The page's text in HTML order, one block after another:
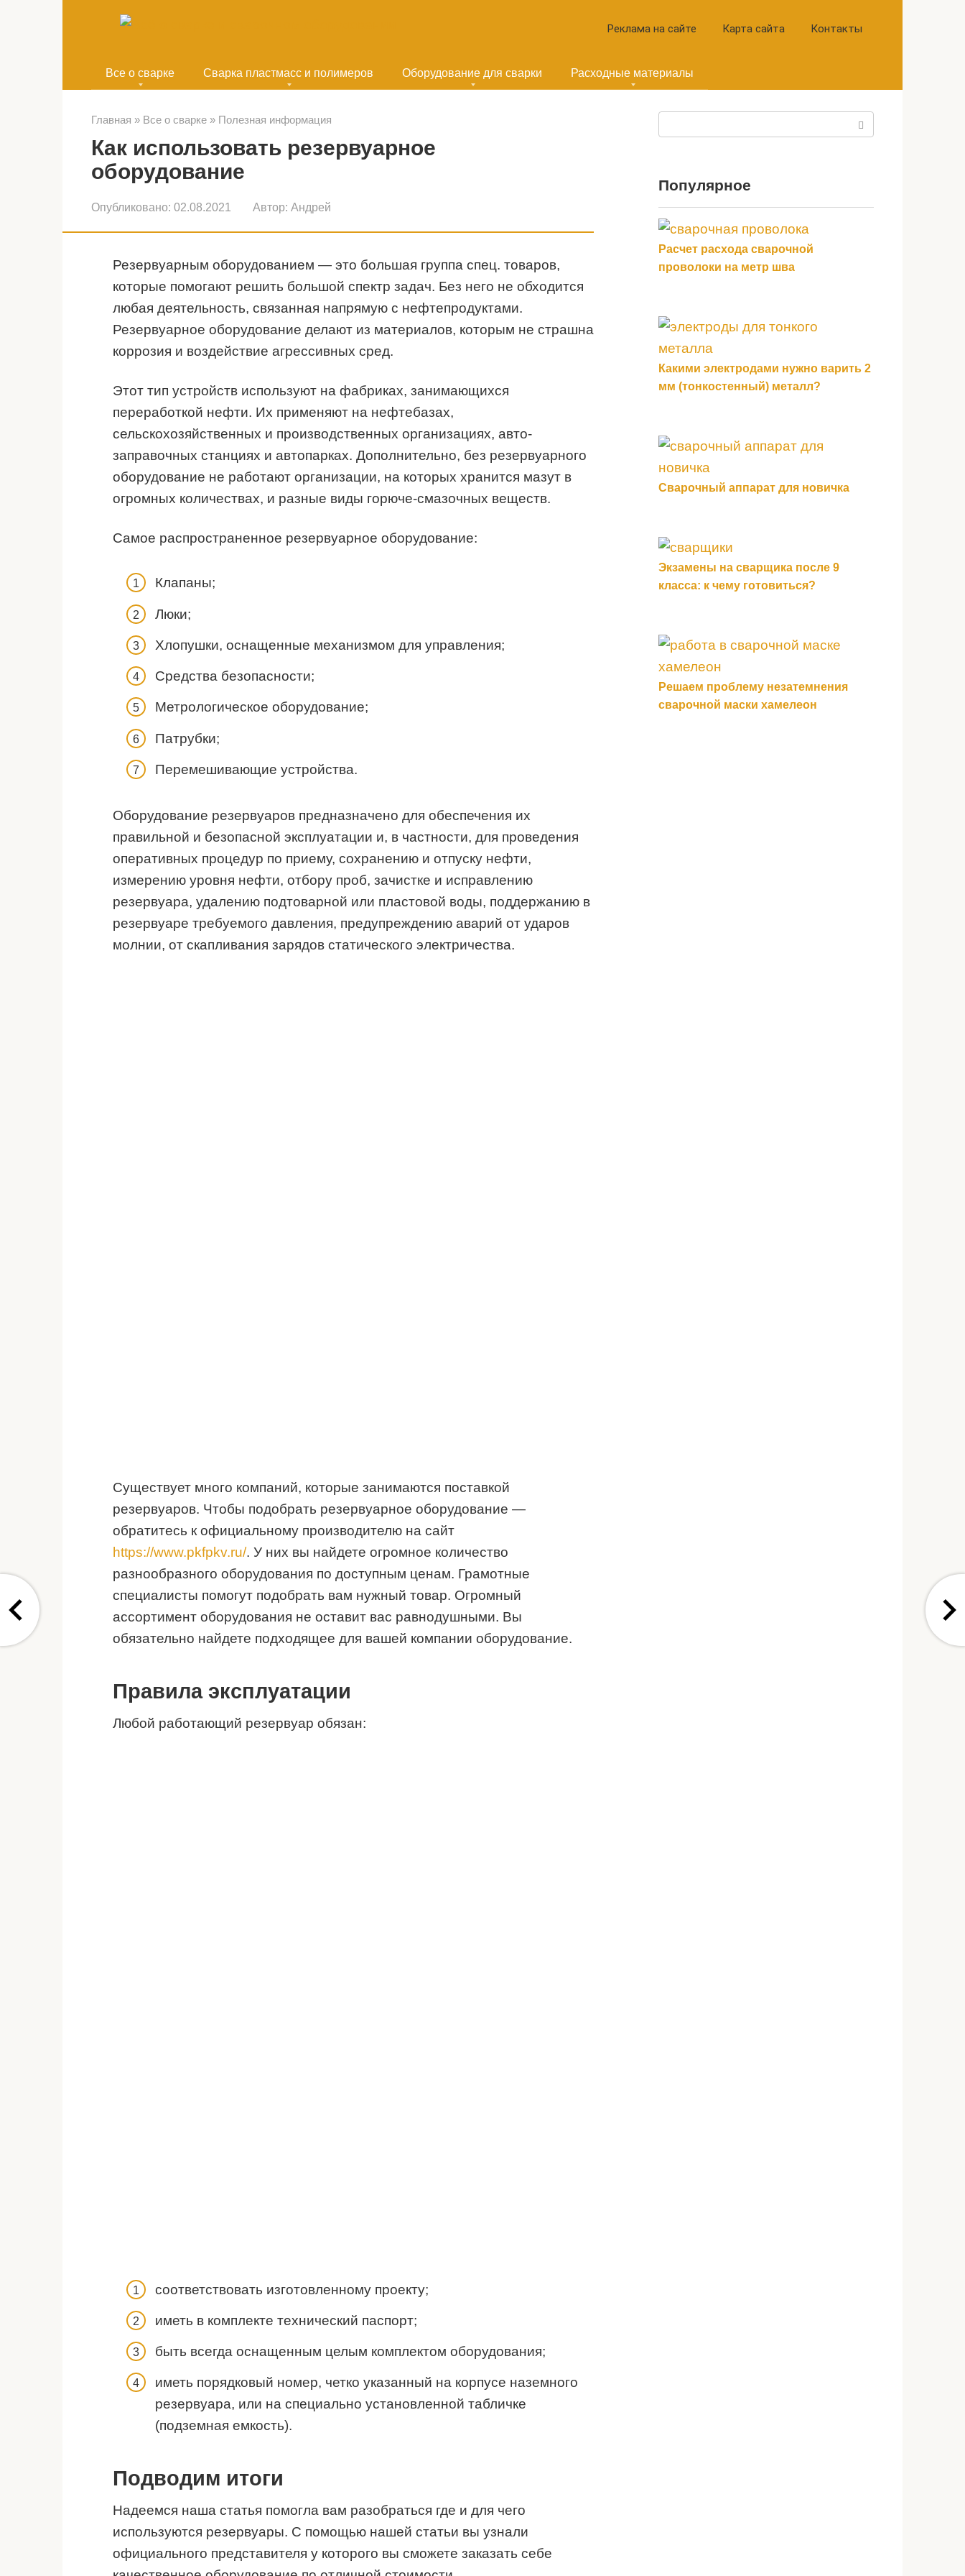
Реклама на сайте Карта сайта Контакты
Все о сварке Сварка пластмасс и полимеров Оборудование для сварки Расходные материалы
Главная » Все о сварке » Полезная информация
Как использовать резервуарное
оборудование
Опубликовано: 02.08.2021 Автор: Андрей
Резервуарным оборудованием — это большая группа спец. товаров,
которые помогают решить большой спектр задач. Без него не обходится
любая деятельность, связанная напрямую с нефтепродуктами.
Резервуарное оборудование делают из материалов, которым не страшна
коррозия и воздействие агрессивных сред.
Этот тип устройств используют на фабриках, занимающихся
переработкой нефти. Их применяют на нефтебазах,
сельскохозяйственных и производственных организациях, авто-
заправочных станциях и автопарках. Дополнительно, без резервуарного
оборудование не работают организации, на которых хранится мазут в
огромных количествах, и разные виды горюче-смазочных веществ.
Самое распространенное резервуарное оборудование:
Клапаны;
Люки;
Хлопушки, оснащенные механизмом для управления;
Средства безопасности;
Метрологическое оборудование;
Патрубки;
Перемешивающие устройства.
Оборудование резервуаров предназначено для обеспечения их
правильной и безопасной эксплуатации и, в частности, для проведения
оперативных процедур по приему, сохранению и отпуску нефти,
измерению уровня нефти, отбору проб, зачистке и исправлению
резервуара, удалению подтоварной или пластовой воды, поддержанию в
резервуаре требуемого давления, предупреждению аварий от ударов
молнии, от скапливания зарядов статического электричества.
Существует много компаний, которые занимаются поставкой
резервуаров. Чтобы подобрать резервуарное оборудование —
обратитесь к официальному производителю на сайт
https://www.pkfpkv.ru/. У них вы найдете огромное количество
разнообразного оборудования по доступным ценам. Грамотные
специалисты помогут подобрать вам нужный товар. Огромный
ассортимент оборудования не оставит вас равнодушными. Вы
обязательно найдете подходящее для вашей компании оборудование.
Правила эксплуатации
Любой работающий резервуар обязан:
соответствовать изготовленному проекту;
иметь в комплекте технический паспорт;
быть всегда оснащенным целым комплектом оборудования;
иметь порядковый номер, четко указанный на корпусе наземного
резервуара, или на специально установленной табличке
(подземная емкость).
Подводим итоги
Надеемся наша статья помогла вам разобраться где и для чего
используются резервуары. С помощью нашей статьи вы узнали
официального представителя у которого вы сможете заказать себе
Популярное
Расчет расхода сварочной
проволоки на метр шва
Какими электродами нужно варить 2
мм (тонкостенный) металл?
Сварочный аппарат для новичка
Экзамены на сварщика после 9
класса: к чему готовиться?
Решаем проблему незатемнения
сварочной маски хамелеон